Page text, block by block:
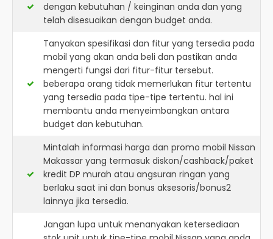
dengan kebutuhan / keinginan anda dan yang
telah disesuaikan dengan budget anda.
Tanyakan spesifikasi dan fitur yang tersedia pada
mobil yang akan anda beli dan pastikan anda
mengerti fungsi dari fitur-fitur tersebut.
beberapa orang tidak memerlukan fitur tertentu
yang tersedia pada tipe-tipe tertentu. hal ini
membantu anda menyeimbangkan antara
budget dan kebutuhan.
Mintalah informasi harga dan promo mobil Nissan
Makassar yang termasuk diskon/cashback/paket
kredit DP murah atau angsuran ringan yang
berlaku saat ini dan bonus aksesoris/bonus2
lainnya jika tersedia.
Jangan lupa untuk menanyakan ketersediaan